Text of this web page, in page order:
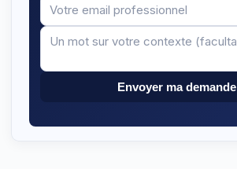
Votre
email
Message
Envoyer ma demande